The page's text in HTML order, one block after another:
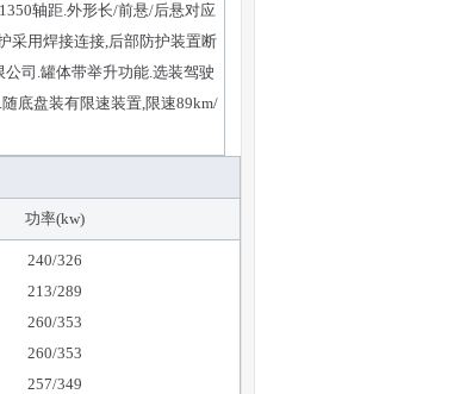
轴距.外形长/前悬/后悬对应
采用焊接连接,后部防护装置断
司.罐体带举升功能.选装驾驶
底盘装有限速装置,限速89km/
功率(kw)
240/326
213/289
260/353
260/353
257/349